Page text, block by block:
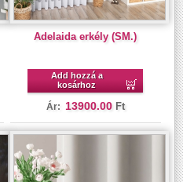
Adelaida erkély (SM.)
Add hozzá a
kosárhoz
Ár: 13900.00 Ft